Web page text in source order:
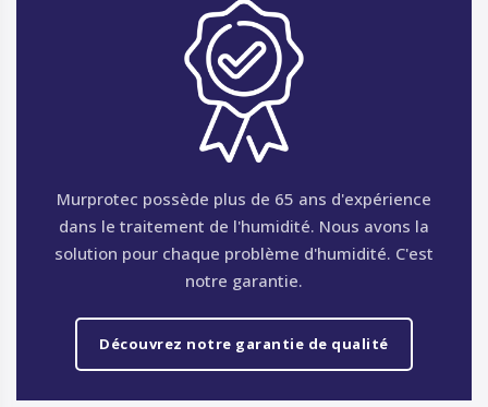
Murprotec possède plus de 65 ans d'expérience
dans le traitement de l'humidité. Nous avons la
solution pour chaque problème d'humidité. C'est
notre garantie.
Découvrez notre garantie de qualité